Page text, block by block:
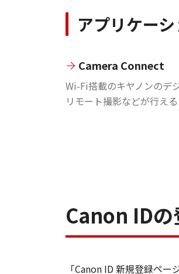
アプリケー
Camera Connect
Wi-Fi搭載のキヤノンのデ
リモート撮影などが行える
Canon IDの
「Canon ID 新規登録ペー